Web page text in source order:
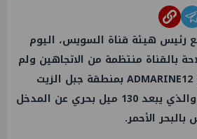
رئيس هيئة قناة السويس، اليوم
بالقناة منتظمة من الاتجاهين ولم
تتأثر بحادث غرق البارج ADMARINE12 بمنطقة جبل الزيت
بمدخل خليج السويس والذي يبعد 130 ميل بحري عن المدخل
الأحمر.